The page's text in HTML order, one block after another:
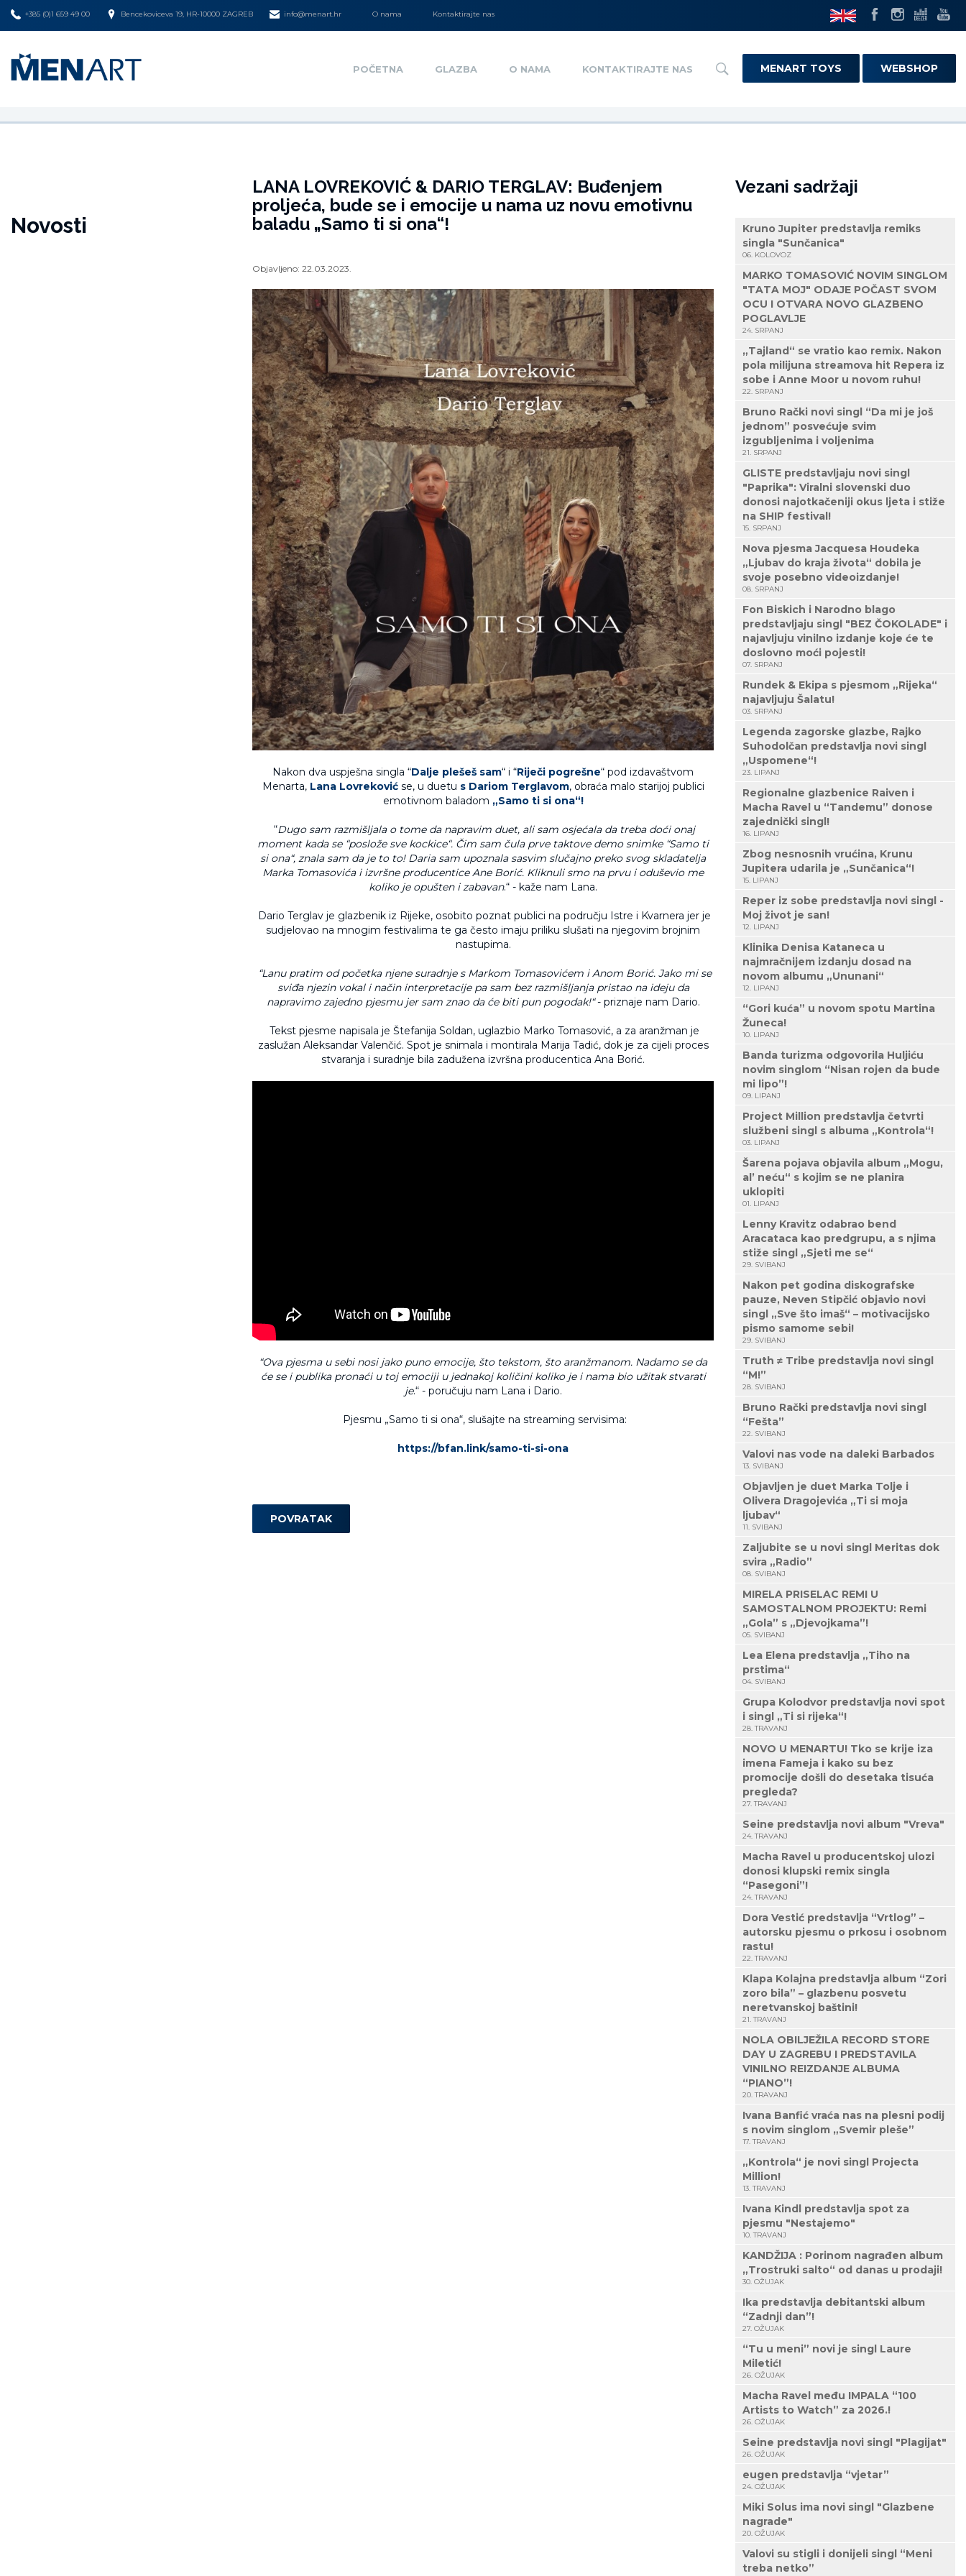
+385 (0)1 659 49 00 Bencekoviceva 19, HR-10000 ZAGREB info@menart.hr O nama Kontaktirajte nas
POČETNA GLAZBA O NAMA KONTAKTIRAJTE NAS MENART TOYS WEBSHOP
Novosti
LANA LOVREKOVIĆ & DARIO TERGLAV: Buđenjem
proljeća, bude se i emocije u nama uz novu emotivnu
baladu „Samo ti si ona“!
Objavljeno: 22.03.2023.
Nakon dva uspješna singla “Dalje plešeš sam“ i “Riječi pogrešne“ pod izdavaštvom
Menarta, Lana Lovrekovićse, u duetu s Dariom Terglavom, obraća malo starijoj publici
emotivnom baladom „Samo ti si ona“!
“Dugo sam razmišljala o tome da napravim duet, ali sam osjećala da treba doći onaj
moment kada se “poslože sve kockice“. Čim sam čula prve taktove demo snimke “Samo ti
si ona“, znala sam da je to to! Daria sam upoznala sasvim slučajno preko svog skladatelja
Marka Tomasovića i izvršne producentice Ane Borić. Kliknuli smo na prvu i oduševio me
koliko je opušten i zabavan.“ - kaže nam Lana.
Dario Terglav je glazbenik iz Rijeke, osobito poznat publici na području Istre i Kvarnera jer je
sudjelovao na mnogim festivalima te ga često imaju priliku slušati na njegovim brojnim
nastupima.
“Lanu pratim od početka njene suradnje s Markom Tomasovićem i Anom Borić. Jako mi se
sviđa njezin vokal i način interpretacije pa sam bez razmišljanja pristao na ideju da
napravimo zajedno pjesmu jer sam znao da će biti pun pogodak!“- priznaje nam Dario.
Tekst pjesme napisala je Štefanija Soldan, uglazbio Marko Tomasović, a za aranžman je
zaslužan Aleksandar Valenčić. Spot je snimala i montirala Marija Tadić, dok je za cijeli proces
stvaranja i suradnje bila zadužena izvršna producentica Ana Borić.
“Ova pjesma u sebi nosi jako puno emocije, što tekstom, što aranžmanom. Nadamo se da
će se i publika pronaći u toj emociji u jednakoj količini koliko je i nama bio užitak stvarati
je.“ - poručuju nam Lana i Dario.
Pjesmu „Samo ti si ona“, slušajte na streaming servisima:
https://bfan.link/samo-ti-si-ona
POVRATAK
Vezani sadržaji
Kruno Jupiter predstavlja remiks
singla "Sunčanica"
06. KOLOVOZ
MARKO TOMASOVIĆ NOVIM SINGLOM
"TATA MOJ" ODAJE POČAST SVOM
OCU I OTVARA NOVO GLAZBENO
POGLAVLJE
24. SRPANJ
„Tajland“ se vratio kao remix. Nakon
pola milijuna streamova hit Repera iz
sobe i Anne Moor u novom ruhu!
22. SRPANJ
Bruno Rački novi singl “Da mi je još
jednom” posvećuje svim
izgubljenima i voljenima
21. SRPANJ
GLISTE predstavljaju novi singl
"Paprika": Viralni slovenski duo
donosi najotkačeniji okus ljeta i stiže
na SHIP festival!
15. SRPANJ
Nova pjesma Jacquesa Houdeka
„Ljubav do kraja života“ dobila je
svoje posebno videoizdanje!
08. SRPANJ
Fon Biskich i Narodno blago
predstavljaju singl "BEZ ČOKOLADE" i
najavljuju vinilno izdanje koje će te
doslovno moći pojesti!
07. SRPANJ
Rundek & Ekipa s pjesmom „Rijeka“
najavljuju Šalatu!
03. SRPANJ
Legenda zagorske glazbe, Rajko
Suhodolčan predstavlja novi singl
„Uspomene“!
23. LIPANJ
Regionalne glazbenice Raiven i
Macha Ravel u “Tandemu” donose
zajednički singl!
16. LIPANJ
Zbog nesnosnih vrućina, Krunu
Jupitera udarila je „Sunčanica“!
15. LIPANJ
Reper iz sobe predstavlja novi singl -
Moj život je san!
12. LIPANJ
Klinika Denisa Kataneca u
najmračnijem izdanju dosad na
novom albumu „Ununani“
12. LIPANJ
“Gori kuća” u novom spotu Martina
Žuneca!
10. LIPANJ
Banda turizma odgovorila Huljiću
novim singlom “Nisan rojen da bude
mi lipo”!
09. LIPANJ
Project Million predstavlja četvrti
službeni singl s albuma „Kontrola“!
03. LIPANJ
Šarena pojava objavila album „Mogu,
al’ neću“ s kojim se ne planira
uklopiti
01. LIPANJ
Lenny Kravitz odabrao bend
Aracataca kao predgrupu, a s njima
stiže singl „Sjeti me se“
29. SVIBANJ
Nakon pet godina diskografske
pauze, Neven Stipčić objavio novi
singl „Sve što imaš“ – motivacijsko
pismo samome sebi!
29. SVIBANJ
Truth ≠ Tribe predstavlja novi singl
“M!”
28. SVIBANJ
Bruno Rački predstavlja novi singl
“Fešta”
22. SVIBANJ
Valovi nas vode na daleki Barbados
13. SVIBANJ
Objavljen je duet Marka Tolje i
Olivera Dragojevića „Ti si moja
ljubav“
11. SVIBANJ
Zaljubite se u novi singl Meritas dok
svira „Radio”
08. SVIBANJ
MIRELA PRISELAC REMI U
SAMOSTALNOM PROJEKTU: Remi
„Gola” s „Djevojkama”!
05. SVIBANJ
Lea Elena predstavlja „Tiho na
prstima“
04. SVIBANJ
Grupa Kolodvor predstavlja novi spot
i singl „Ti si rijeka“!
28. TRAVANJ
NOVO U MENARTU! Tko se krije iza
imena Fameja i kako su bez
promocije došli do desetaka tisuća
pregleda?
27. TRAVANJ
Seine predstavlja novi album "Vreva"
24. TRAVANJ
Macha Ravel u producentskoj ulozi
donosi klupski remix singla
“Pasegoni”!
24. TRAVANJ
Dora Vestić predstavlja “Vrtlog” –
autorsku pjesmu o prkosu i osobnom
rastu!
22. TRAVANJ
Klapa Kolajna predstavlja album “Zori
zoro bila” – glazbenu posvetu
neretvanskoj baštini!
21. TRAVANJ
NOLA OBILJEŽILA RECORD STORE
DAY U ZAGREBU I PREDSTAVILA
VINILNO REIZDANJE ALBUMA
“PIANO”!
20. TRAVANJ
Ivana Banfić vraća nas na plesni podij
s novim singlom „Svemir pleše”
17. TRAVANJ
„Kontrola“ je novi singl Projecta
Million!
13. TRAVANJ
Ivana Kindl predstavlja spot za
pjesmu "Nestajemo"
10. TRAVANJ
KANDŽIJA : Porinom nagrađen album
„Trostruki salto“ od danas u prodaji!
30. OŽUJAK
Ika predstavlja debitantski album
“Zadnji dan”!
27. OŽUJAK
“Tu u meni” novi je singl Laure
Miletić!
26. OŽUJAK
Macha Ravel među IMPALA “100
Artists to Watch” za 2026.!
26. OŽUJAK
Seine predstavlja novi singl "Plagijat"
26. OŽUJAK
eugen predstavlja “vjetar”
24. OŽUJAK
Miki Solus ima novi singl "Glazbene
nagrade"
20. OŽUJAK
Valovi su stigli i donijeli singl “Meni
treba netko”